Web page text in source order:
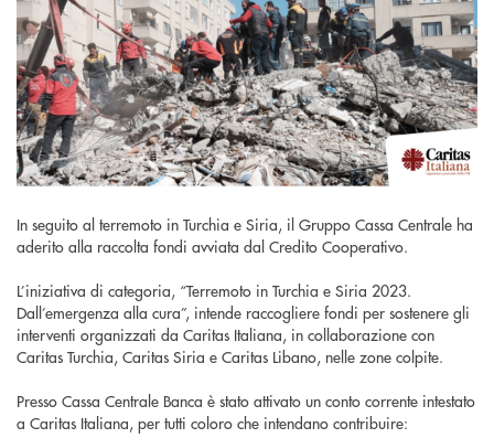
In seguito al terremoto in Turchia e Siria, il Gruppo Cassa Centrale ha
aderito alla raccolta fondi avviata dal Credito Cooperativo.
L’iniziativa di categoria, “Terremoto in Turchia e Siria 2023.
Dall’emergenza alla cura”, intende raccogliere fondi per sostenere gli
interventi organizzati da Caritas Italiana, in collaborazione con
Caritas Turchia, Caritas Siria e Caritas Libano, nelle zone colpite.
Presso Cassa Centrale Banca è stato attivato un conto corrente intestato
a Caritas Italiana, per tutti coloro che intendano contribuire: